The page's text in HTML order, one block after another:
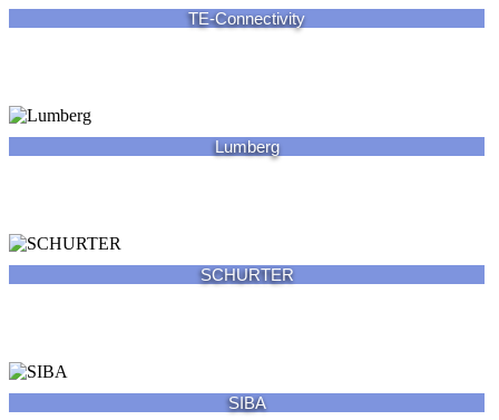
TE-Connectivity
Lumberg
SCHURTER
SIBA